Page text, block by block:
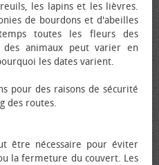
les lapins et les lièvres.
de bourdons et d'abeilles
toutes les fleurs des
des animaux peut varier en
les dates varient.
pour des raisons de sécurité
des routes.
être nécessaire pour éviter
la fermeture du couvert. Les